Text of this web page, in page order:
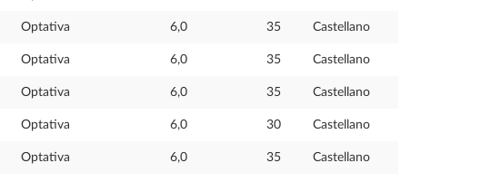
Optativa 6,0 35 Castellano
Optativa 6,0 35 Castellano
Optativa 6,0 35 Castellano
Optativa 6,0 30 Castellano
Optativa 6,0 35 Castellano